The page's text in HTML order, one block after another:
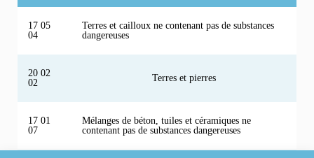
17 05
04
Terres et cailloux ne contenant pas de substances
dangereuses
20 02
02
Terres et pierres
17 01
07
Mélanges de béton, tuiles et céramiques ne
contenant pas de substances dangereuses